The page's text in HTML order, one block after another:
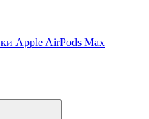
Apple AirPods Max